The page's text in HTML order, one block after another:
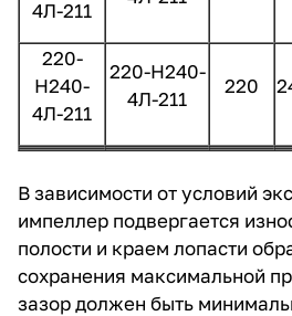
4Л-211
220-
Н240-
4Л-211
220-Н240-
4Л-211
220
В зависимости от условий
импеллер подвергается
полости и краем лопасти
сохранения максимальной
зазор должен быть